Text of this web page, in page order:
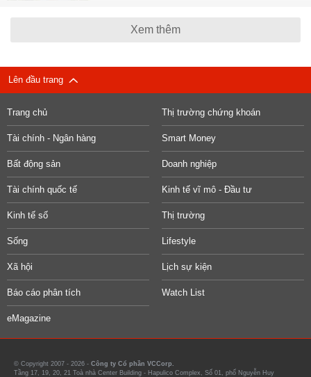
Xem thêm
Lên đầu trang
Trang chủ Thị trường chứng khoán
Tài chính - Ngân hàng Smart Money
Bất động sản Doanh nghiệp
Tài chính quốc tế Kinh tế vĩ mô - Đầu tư
Kinh tế số Thị trường
Sống Lifestyle
Xã hội Lịch sự kiện
Báo cáo phân tích Watch List
eMagazine
© Copyright 2007 - 2026 - Công ty Cổ phần VCCorp.
Tầng 17, 19, 20, 21 Toà nhà Center Building - Hapulico Complex, Số 01, phố Nguyễn Huy